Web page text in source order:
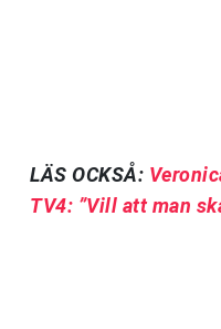
LÄS OCKSÅ:
TV4: ”Vill att man